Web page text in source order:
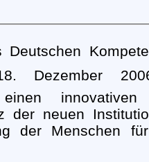
Dezember
einen
der neuen
der Menschen